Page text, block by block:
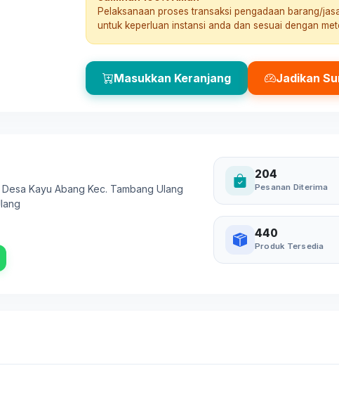
Pelaksanaan proses transaksi pengadaan barang/
untuk keperluan instansi anda dan sesuai dengan
Masukkan Keranjang Jadikan
Kayu Abang Kec. Tambang Ulang
204
Pesanan Diterima
440
Produk Tersedia